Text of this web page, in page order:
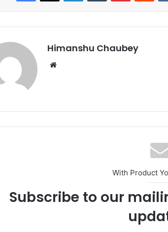
o
o
k
o
n
Himanshu Chaubey
With Product
Subscribe to our